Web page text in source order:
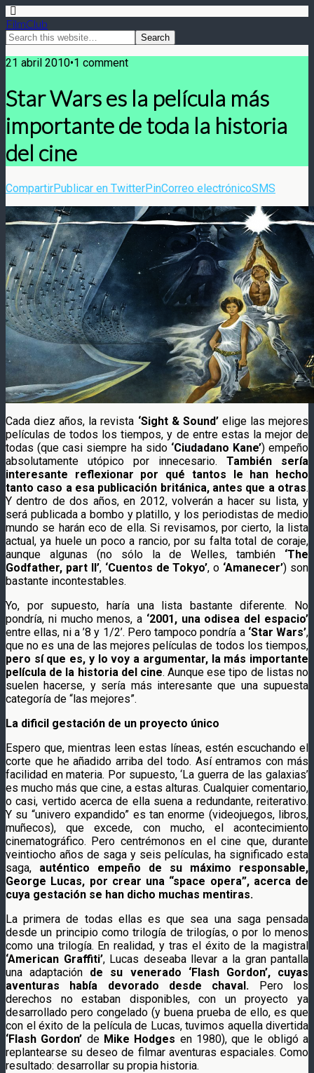
FilmClub
21 abril 2010•1 comment
Star Wars es la película más
importante de toda la historia
del cine
CompartirPublicar en TwitterPinCorreo electrónicoSMS
Cada diez años, la revista ‘Sight & Sound’elige las mejores
películas de todos los tiempos, y de entre estas la mejor de
todas (que casi siempre ha sido ‘Ciudadano Kane’) empeño
absolutamente utópico por innecesario. También sería
interesante reflexionar por qué tantos le han hecho
tanto caso a esa publicación británica, antes que a otras.
Y dentro de dos años, en 2012, volverán a hacer su lista, y
será publicada a bombo y platillo, y los periodistas de medio
mundo se harán eco de ella. Si revisamos, por cierto, la lista
actual, ya huele un poco a rancio, por su falta total de coraje,
aunque algunas (no sólo la de Welles, también ‘The
Godfather, part II’, ‘Cuentos de Tokyo’, o ‘Amanecer’) son
bastante incontestables.
Yo, por supuesto, haría una lista bastante diferente. No
pondría, ni mucho menos, a ‘2001, una odisea del espacio’
entre ellas, ni a ’8 y 1/2’. Pero tampoco pondría a ‘Star Wars’,
que no es una de las mejores películas de todos los tiempos,
pero sí que es, y lo voy a argumentar, la más importante
película de la historia del cine. Aunque ese tipo de listas no
suelen hacerse, y sería más interesante que una supuesta
categoría de “las mejores”.
La dificil gestación de un proyecto único
Espero que, mientras leen estas líneas, estén escuchando el
corte que he añadido arriba del todo. Así entramos con más
facilidad en materia. Por supuesto, ‘La guerra de las galaxias’
es mucho más que cine, a estas alturas. Cualquier comentario,
o casi, vertido acerca de ella suena a redundante, reiterativo.
Y su “univero expandido” es tan enorme (videojuegos, libros,
muñecos), que excede, con mucho, el acontecimiento
cinematográfico. Pero centrémonos en el cine que, durante
veintiocho años de saga y seis películas, ha significado esta
saga, auténtico empeño de su máximo responsable,
George Lucas, por crear una “space opera”, acerca de
cuya gestación se han dicho muchas mentiras.
La primera de todas ellas es que sea una saga pensada
desde un principio como trilogía de trilogías, o por lo menos
como una trilogía. En realidad, y tras el éxito de la magistral
‘American Graffiti’, Lucas deseaba llevar a la gran pantalla
una adaptación de su venerado ‘Flash Gordon’, cuyas
aventuras había devorado desde chaval. Pero los
derechos no estaban disponibles, con un proyecto ya
desarrollado pero congelado (y buena prueba de ello, es que
con el éxito de la película de Lucas, tuvimos aquella divertida
‘Flash Gordon’ de Mike Hodges en 1980), que le obligó a
replantearse su deseo de filmar aventuras espaciales. Como
resultado: desarrollar su propia historia.